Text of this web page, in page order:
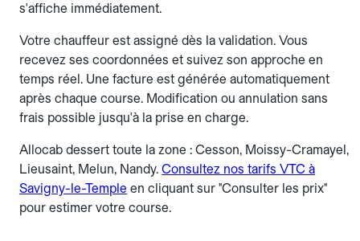
s'affiche immédiatement.
Votre chauffeur est assigné dès la validation. Vous
recevez ses coordonnées et suivez son approche en
temps réel. Une facture est générée automatiquement
après chaque course. Modification ou annulation sans
frais possible jusqu'à la prise en charge.
Allocab dessert toute la zone : Cesson, Moissy-Cramayel,
Lieusaint, Melun, Nandy. Consultez nos tarifs VTC à
Savigny-le-Temple en cliquant sur "Consulter les prix"
pour estimer votre course.